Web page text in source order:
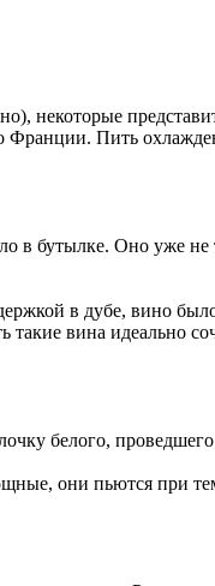
некоторые
Франции. Пить
в бутылке. Оно уже не
в дубе, вино
вина идеально
белого,
они пьются при